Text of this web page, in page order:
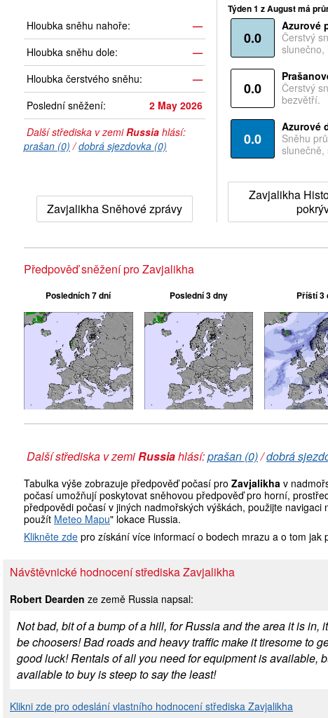
Hloubka sněhu nahoře:
—
Hloubka sněhu dole:
—
Hloubka čerstvého sněhu:
—
Poslední sněžení:
2 May 2026
Další střediska v zemiRussia hlásí:
prašan (0) /dobrá sjezdovka (0)
Zavjalikha Sněhové zprávy
Týden 1 z August má
0.0
Azurové
Čerstvý
slunečno,
0.0
Čerstvý
bezvětří.
0.0
Azurové
Sněhu
slunečně,
Zavjalikha
Předpověď sněžení pro Zavjalikha
Posledních 7 dní Poslední 3 dny Příští 3
Další střediska v zemi Russiahlásí:prašan (0)/dobrá
Tabulka výše zobrazuje předpověď počasí pro Zavjalikha v
počasí umožňují poskytovat sněhovou předpověď pro horní,
předpovědi počasí v jiných nadmořských výškách, použijte
použít Meteo Mapu" lokace Russia.
Klikněte zde pro získání více informací o bodech mrazu a o tom jak
Návštěvnické hodnocení střediska Zavjalikha
Robert Dearden ze země Russia napsal:
Not bad, bit of a bump of a hill, for Russia and the area it is
be choosers! Bad roads and heavy traffic make it tiresome to
good luck! Rentals of all you need for equipment is available,
available to buy is steep to say the least!
Klikni zde pro odeslání vlastního hodnocení střediska Zavjalikha